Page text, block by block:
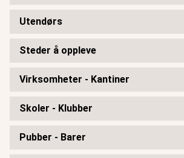
Utendørs
Steder å oppleve
Virksomheter - Kantiner
Skoler - Klubber
Pubber - Barer